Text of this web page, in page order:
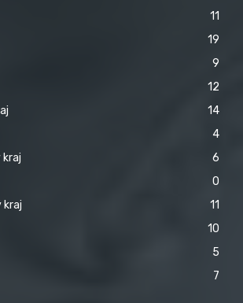
11
19
9
12
14
4
kraj
6
0
kraj
11
10
5
7